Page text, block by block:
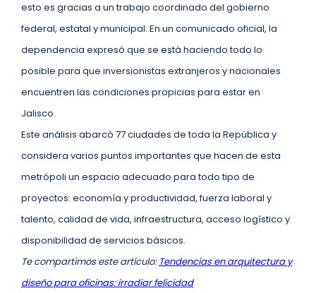
esto es gracias a un trabajo coordinado del gobierno
federal, estatal y municipal. En un comunicado oficial, la
dependencia expresó que se está haciendo todo lo
posible para que inversionistas extranjeros y nacionales
encuentren las condiciones propicias para estar en
Jalisco.
Este análisis abarcó 77 ciudades de toda la República y
considera varios puntos importantes que hacen de esta
metrópoli un espacio adecuado para todo tipo de
proyectos: economía y productividad, fuerza laboral y
talento, calidad de vida, infraestructura, acceso logístico y
disponibilidad de servicios básicos.
Te compartimos este artículo: Tendencias en arquitectura y
diseño para oficinas: irradiar felicidad